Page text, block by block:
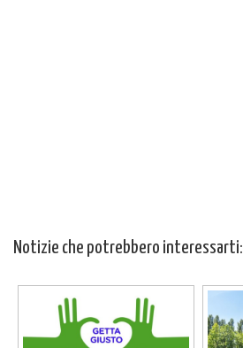
Notizie che potrebbero interessarti: